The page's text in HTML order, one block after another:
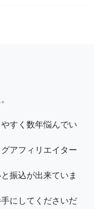
すく数年悩んでい
アフィリエイター
振込が出来ていま
にしてくださいだ